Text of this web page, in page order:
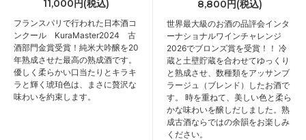
11,000円(税込)
フランスパリで行われた日本酒コ
ンクール KuraMaster2024 古
酒部門金賞受賞！純米大吟醸を20
年熟成させた最高の熟成酒です。
優しく柔らかい口当たりとキラキ
ラと輝く琥珀色は、まさに贅沢な
味わいを約束します。
8,800円(税込)
世界最大級のお酒の品評会インタ
ーナショナルワインチャレンジ
2026でブロンズ賞を受賞！！ 冷
蔵と土壁貯蔵を合わせてゆっくり
と熟成させ、数種類をアッサンブ
ラージュ（ブレンド）したお酒で
す。 時を重ねて、美しい色と柔ら
かな味わいを醸しだしました。熟
成古酒ならではの余韻をお楽しみ
ください。